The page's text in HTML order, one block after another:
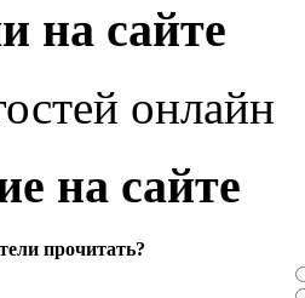
на сайте
онлайн
на сайте
прочитать?